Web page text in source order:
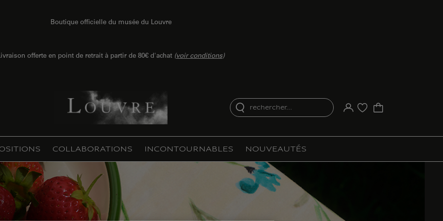
Boutique officielle du musée du Louvre
offerte en point de retrait à partir de 80€ d'achat (voir conditions)
rechercher...
Votre compte
Liste d'achat
COLLABORATIONS INCONTOURNABLES NOUVEAUTÉS